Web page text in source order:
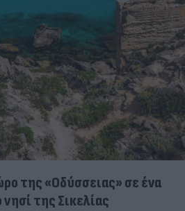
της «Οδύσσειας» σε ένα
της Σικελίας